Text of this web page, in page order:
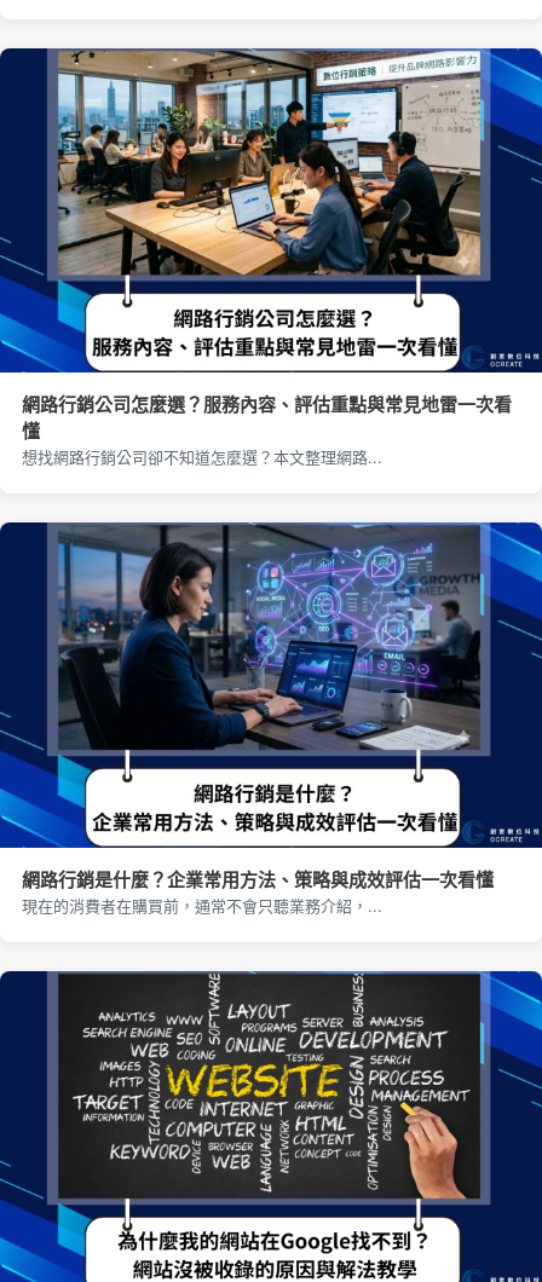
網路行銷公司怎麼選？服務內容、評估重點與常見地雷一次看
懂
想找網路行銷公司卻不知道怎麼選？本文整理網路...
網路行銷是什麼？企業常用方法、策略與成效評估一次看懂
現在的消費者在購買前，通常不會只聽業務介紹，...